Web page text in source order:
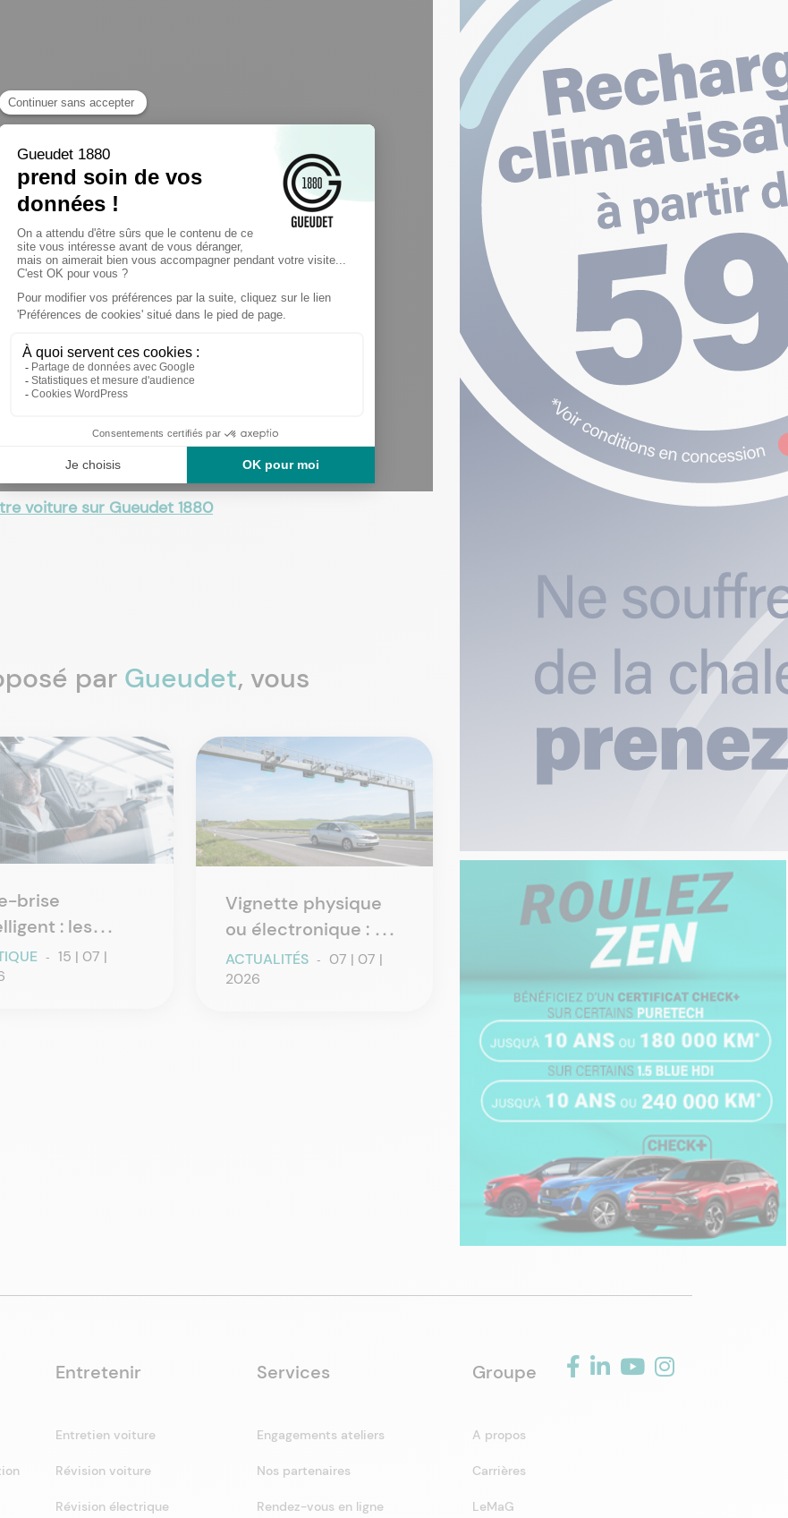
voiture sur Gueudet 1880
par Gueudet, vous
brise
: les
du
automobile
- 15 | 07 |
Vignette physique
ou électronique : 4
pays, 4 règles à
connaître
ACTUALITÉS - 07 | 07 |
2026
Entretenir
Entretien voiture
Révision voiture
Révision électrique
Services
Engagements ateliers
Nos partenaires
Rendez-vous en ligne
Groupe
A propos
Carrières
LeMaG